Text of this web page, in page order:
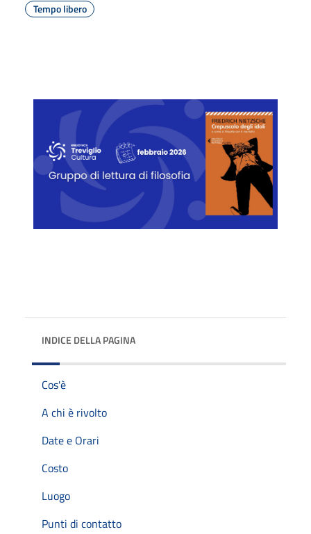
Tempo libero
INDICE DELLA PAGINA
Cos'è
A chi è rivolto
Date e Orari
Costo
Luogo
Punti di contatto